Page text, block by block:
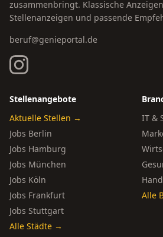
zusammenbringt. Klassische
Stellenanzeigen und passende
beruf@genieportal.de
Stellenangebote
Aktuelle Stellen →
Jobs Berlin
Jobs Hamburg
Jobs München
Jobs Köln
Jobs Frankfurt
Jobs Stuttgart
Alle Städte →
IT &
Alle